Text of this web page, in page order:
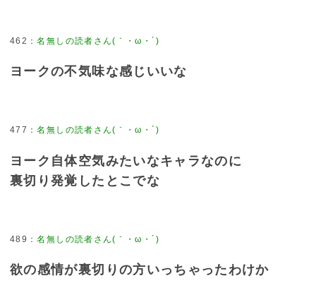
462 ：名無しの読者さん(｀・ω・´)
ヨークの不気味な感じいいな
477 ：名無しの読者さん(｀・ω・´)
ヨーク自体空気みたいなキャラなのに
裏切り発覚したとこでな
489 ：名無しの読者さん(｀・ω・´)
欲の感情が裏切りの方いっちゃったわけか